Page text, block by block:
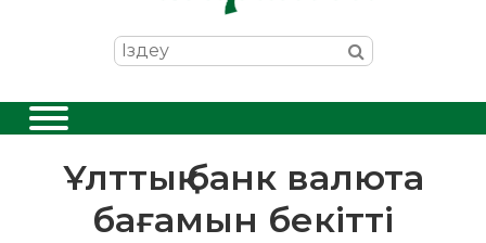
Ұлттық банк валюта
бағамын бекітті